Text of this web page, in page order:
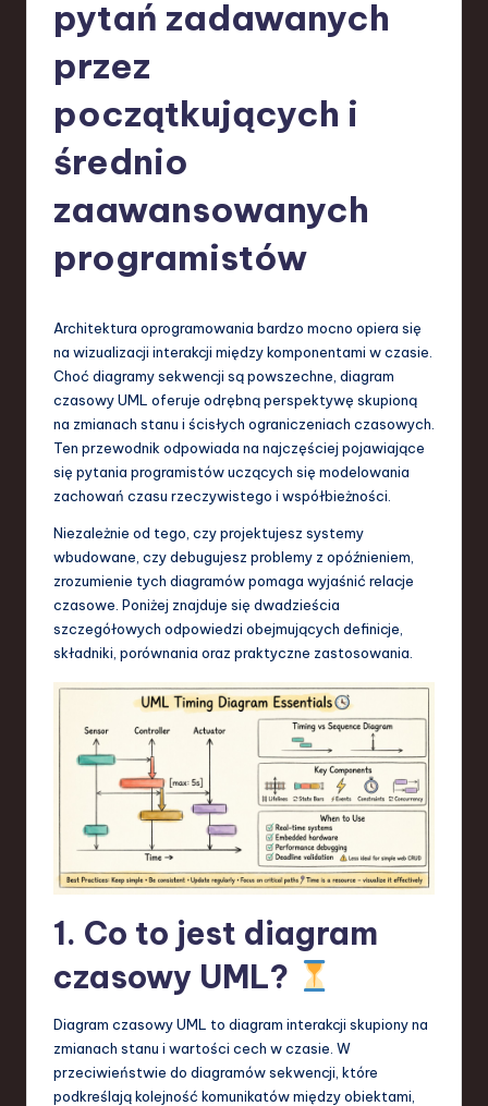
d
in
o
w
d
pytań zadawanych
przez
początkujących i
średnio
zaawansowanych
programistów
Architektura oprogramowania bardzo mocno opiera się
na wizualizacji interakcji między komponentami w czasie.
Choć diagramy sekwencji są powszechne, diagram
czasowy UML oferuje odrębną perspektywę skupioną
na zmianach stanu i ścisłych ograniczeniach czasowych.
Ten przewodnik odpowiada na najczęściej pojawiające
się pytania programistów uczących się modelowania
zachowań czasu rzeczywistego i współbieżności.
Niezależnie od tego, czy projektujesz systemy
wbudowane, czy debugujesz problemy z opóźnieniem,
zrozumienie tych diagramów pomaga wyjaśnić relacje
czasowe. Poniżej znajduje się dwadzieścia
szczegółowych odpowiedzi obejmujących definicje,
składniki, porównania oraz praktyczne zastosowania.
1. Co to jest diagram
czasowy UML?
Diagram czasowy UML to diagram interakcji skupiony na
zmianach stanu i wartości cech w czasie. W
przeciwieństwie do diagramów sekwencji, które
podkreślają kolejność komunikatów między obiektami,